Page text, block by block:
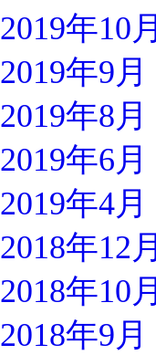
2019年10月
2019年9月
2019年8月
2019年6月
2019年4月
2018年12月
2018年10月
2018年9月